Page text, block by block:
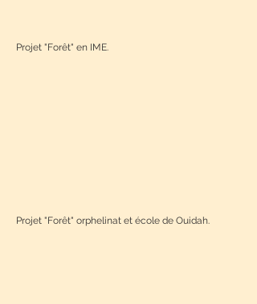
Projet "Forêt" en IME.
Projet "Forêt" orphelinat et école de Ouidah.